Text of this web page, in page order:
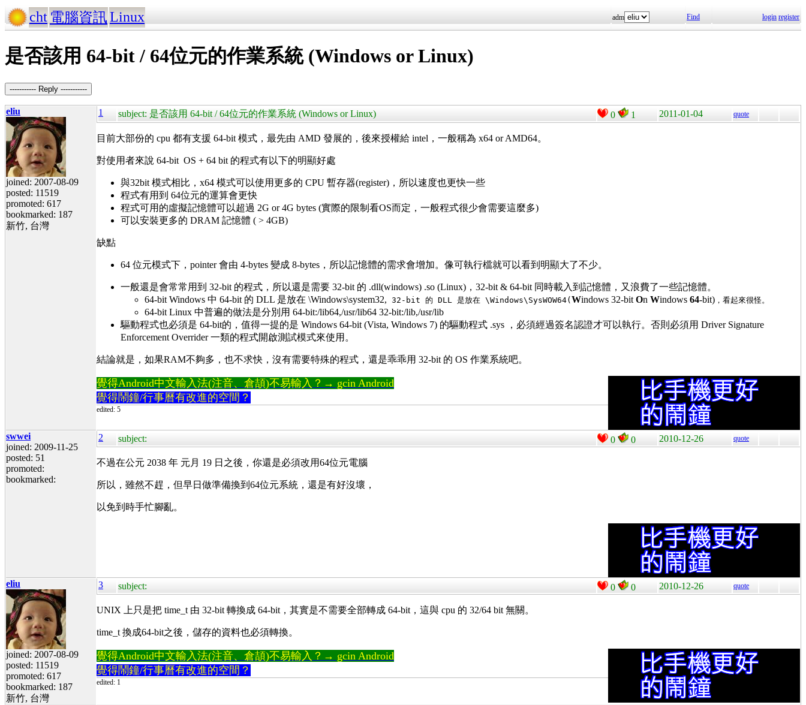
cht 電腦資訊Linux adm Find login register
是否該用 64-bit / 64位元的作業系統 (Windows or Linux)
----------- Reply -----------
eliu
joined: 2007-08-09
posted: 11519
promoted: 617
bookmarked: 187
新竹, 台灣
1 subject: 是否該用 64-bit / 64位元的作業系統 (Windows or Linux) 0 1 2011-01-04 quote
目前大部份的 cpu 都有支援 64-bit 模式，最先由 AMD 發展的，後來授權給 intel，一般稱為 x64 or AMD64。
對使用者來說 64-bit OS + 64 bit 的程式有以下的明顯好處
與32bit 模式相比，x64 模式可以使用更多的 CPU 暫存器(register)，所以速度也更快一些
程式有用到 64位元的運算會更快
程式可用的虛擬記憶體可以超過 2G or 4G bytes (實際的限制看OS而定，一般程式很少會需要這麼多)
可以安裝更多的 DRAM 記憶體 ( > 4GB)
缺點
64 位元模式下，pointer 會由 4-bytes 變成 8-bytes，所以記憶體的需求會增加。像可執行檔就可以看到明顯大了不少。
一般還是會常常用到 32-bit 的程式，所以還是需要 32-bit 的 .dll(windows) .so (Linux)，32-bit & 64-bit 同時載入到記憶體，又浪費了一些記憶體。
64-bit Windows 中 64-bit 的 DLL 是放在 \Windows\system32, 32-bit 的 DLL 是放在 \Windows\SysWOW64( Windows 32-bit On Windows 64-bit) ，看起來很怪。
64-bit Linux 中普遍的做法是分別用 64-bit:/lib64,/usr/lib64 32-bit:/lib,/usr/lib
驅動程式也必須是 64-bit的，值得一提的是 Windows 64-bit (Vista, Windows 7) 的驅動程式 .sys ，必須經過簽名認證才可以執行。否則必須用 Driver Signature
Enforcement Overrider 一類的程式開啟測試模式來使用。
結論就是，如果RAM不夠多，也不求快，沒有需要特殊的程式，還是乖乖用 32-bit 的 OS 作業系統吧。
覺得Android中文輸入法(注音、倉頡)不易輸入？→ gcin Android
覺得鬧鐘/行事曆有改進的空間？
edited: 5
swwei
joined: 2009-11-25
posted: 51
promoted:
bookmarked:
2 subject: 0 0 2010-12-26 quote
不過在公元 2038 年 元月 19 日之後，你還是必須改用64位元電腦
所以，雖然不趕，但早日做準備換到64位元系統，還是有好沒壞，
以免到時手忙腳亂。
eliu
joined: 2007-08-09
posted: 11519
promoted: 617
bookmarked: 187
新竹, 台灣
3 subject: 0 0 2010-12-26 quote
UNIX 上只是把 time_t 由 32-bit 轉換成 64-bit，其實是不需要全部轉成 64-bit，這與 cpu 的 32/64 bit 無關。
time_t 換成64-bit之後，儲存的資料也必須轉換。
覺得Android中文輸入法(注音、倉頡)不易輸入？→ gcin Android
覺得鬧鐘/行事曆有改進的空間？
edited: 1